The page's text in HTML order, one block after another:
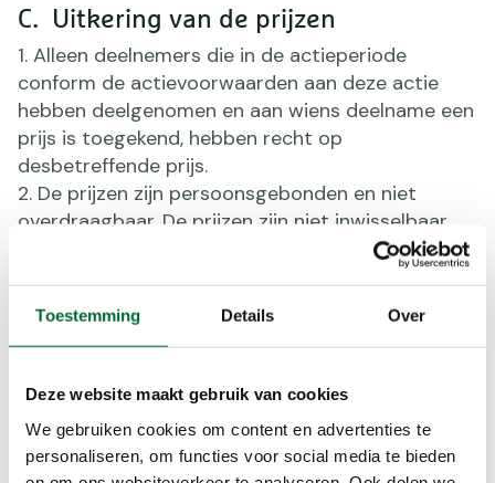
Toestemming Details Over
Deze website maakt gebruik van cookies
We gebruiken cookies om content en advertenties te
personaliseren, om functies voor social media te bieden
C. Uitkering van de prijzen
Alleen deelnemers die in de actieperiode
conform de actievoorwaarden aan deze actie
hebben deelgenomen en aan wiens deelname een
prijs is toegekend, hebben recht op
desbetreffende prijs.
De prijzen zijn persoonsgebonden en niet
overdraagbaar. De prijzen zijn niet inwisselbaar
voor geld of voor andere goederen of diensten
van Wandel.nl of de Koninklijke Wandel Bond
Nederland. Bij weigering of het niet aanvaarden
van de prijs of de aan de prijs verbonden
Indien blijkt dat de opgegeven gegevens van
onvoldoende gegevens voor uitvoering van deze
actie worden gedeeld en deze binnen 2 weken na